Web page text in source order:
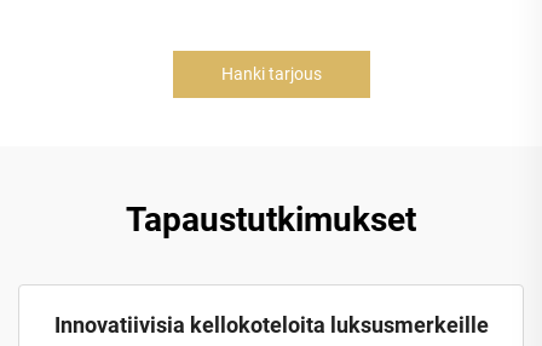
Hanki tarjous
Tapaustutkimukset
Innovatiivisia kellokoteloita luksusmerkeille